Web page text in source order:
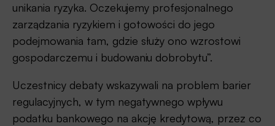
unikania ryzyka. Oczekujemy profesjonalnego
zarządzania ryzykiem i gotowości do jego
podejmowania tam, gdzie służy ono wzrostowi
gospodarczemu i budowaniu dobrobytu”.
Uczestnicy debaty wskazywali na problem barier
regulacyjnych, w tym negatywnego wpływu
podatku bankowego na akcję kredytową, przez co